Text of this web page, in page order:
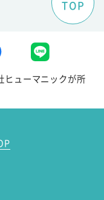
TOP
ヒューマニックが所